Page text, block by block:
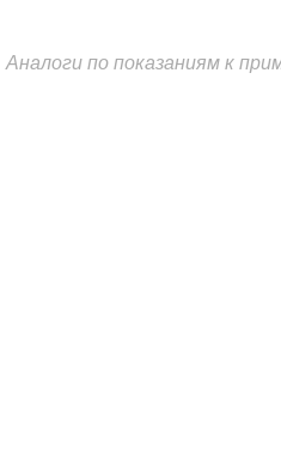
Аналоги по показаниям к